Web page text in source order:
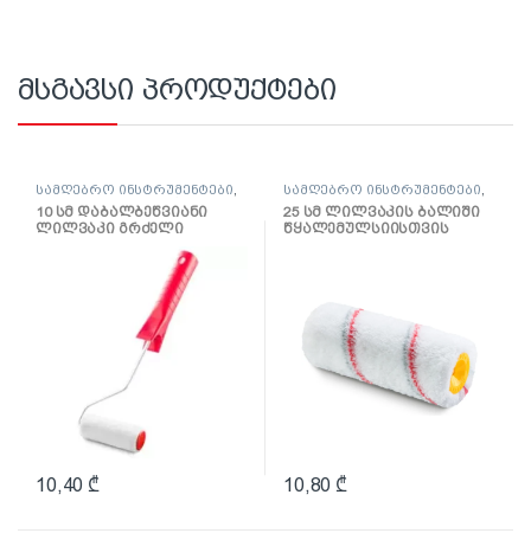
მსგავსი პროდუქტები
სამღებრო ინსტრუმენტები
ლილვაკი და აქსესუარები
10 სმ დაბალბეწვიანი
ლილვაკი გრძელი
10,40 ₾
სამღებრო ინსტრუმენტები
ლილვაკი და აქსესუარები
25 სმ ლილვაკის ბალიში
წყალემულსიისთვის
10,80 ₾